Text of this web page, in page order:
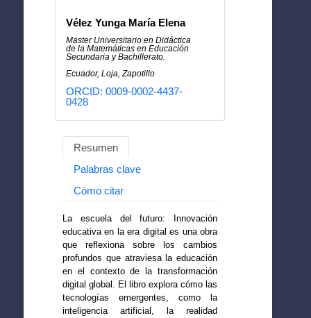
Vélez Yunga María Elena
Master Universitario en Didáctica
de la Matemáticas en Educación
Secundaria y Bachillerato.
Ecuador, Loja, Zapotillo
ORCID: 0009-0002-4437-
0428
Resumen
Palabras clave
Cómo citar
La escuela del futuro: Innovación
educativa en la era digital es una obra
que reflexiona sobre los cambios
profundos que atraviesa la educación
en el contexto de la transformación
digital global. El libro explora cómo las
tecnologías emergentes, como la
inteligencia artificial, la realidad